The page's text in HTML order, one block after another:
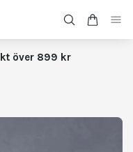
över 899 kr